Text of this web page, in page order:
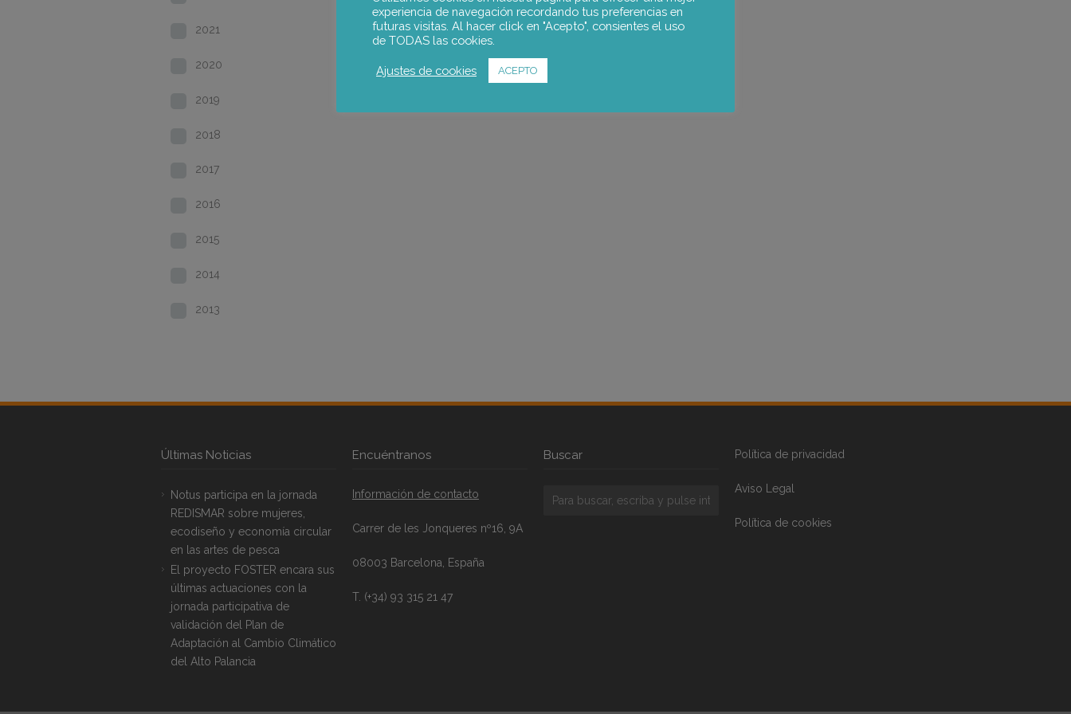
2021
2020
2019
2018
2017
2016
2015
2014
2013
Últimas Noticias
Notus participa en la jornada
REDISMAR sobre mujeres,
ecodiseño y economía circular
en las artes de pesca
El proyecto FOSTER encara sus
últimas actuaciones con la
jornada participativa de
validación del Plan de
Adaptación al Cambio Climático
del Alto Palancia
Encuéntranos
Información de contacto
Carrer de les Jonqueres nº16, 9A
08003 Barcelona, España
T. (+34) 93 315 21 47
Buscar Política de privacidad
Aviso Legal
Política de cookies
experiencia de navegación recordando tus preferencias en
futuras visitas. Al hacer click en "Acepto", consientes el uso
de TODAS las cookies.
Ajustes de cookies ACEPTO